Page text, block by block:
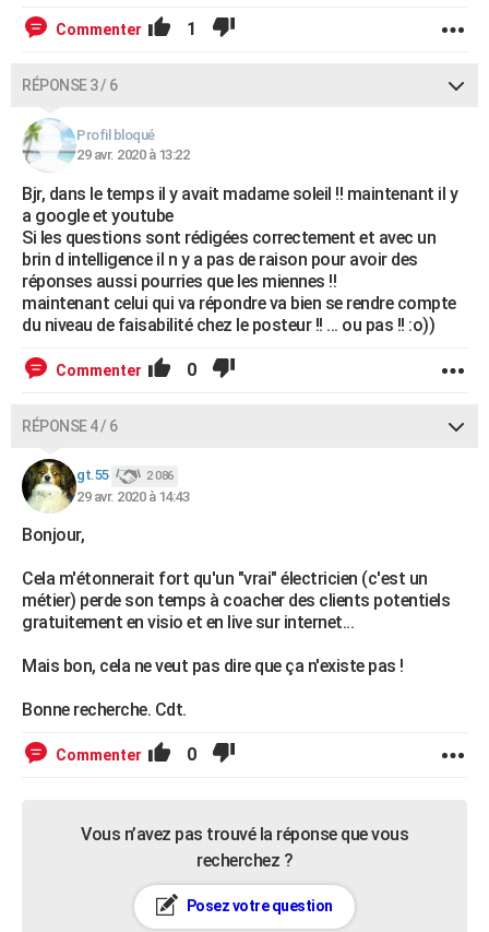
Commenter 1
RÉPONSE 3 / 6
Profil bloqué
29 avr. 2020 à 13:22
Bjr, dans le temps il y avait madame soleil !! maintenant il y
a google et youtube
Si les questions sont rédigées correctement et avec un
brin d intelligence il n y a pas de raison pour avoir des
réponses aussi pourries que les miennes !!
maintenant celui qui va répondre va bien se rendre compte
du niveau de faisabilité chez le posteur !! ... ou pas !! :o))
Commenter 0
RÉPONSE 4 / 6
gt.55 2 086
29 avr. 2020 à 14:43
Bonjour,
Cela m'étonnerait fort qu'un "vrai" électricien (c'est un
métier) perde son temps à coacher des clients potentiels
gratuitement en visio et en live sur internet...
Mais bon, cela ne veut pas dire que ça n'existe pas !
Bonne recherche. Cdt.
Commenter 0
Vous n’avez pas trouvé la réponse que vous
recherchez ?
Posez votre question